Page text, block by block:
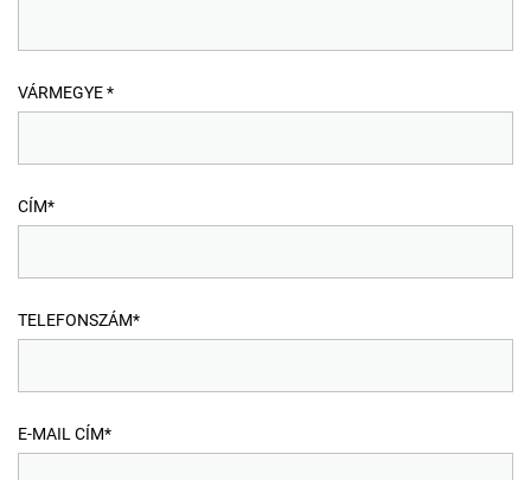
VÁRMEGYE *
CÍM*
TELEFONSZÁM*
E-MAIL CÍM*